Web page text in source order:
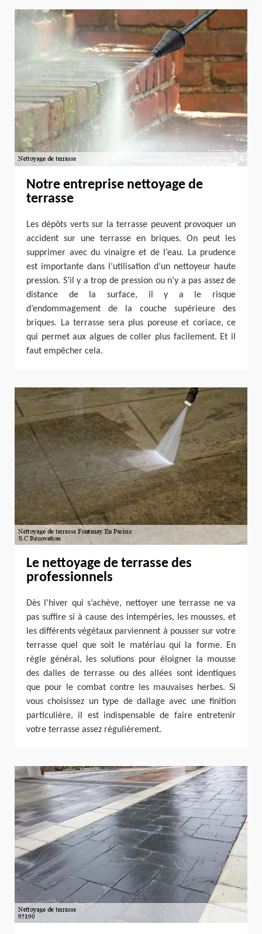
Notre entreprise nettoyage de
terrasse
Les dépôts verts sur la terrasse peuvent provoquer un
accident sur une terrasse en briques. On peut les
supprimer avec du vinaigre et de l’eau. La prudence
est importante dans l’utilisation d’un nettoyeur haute
pression. S’il y a trop de pression ou n’y a pas assez de
distance de la surface, il y a le risque
d’endommagement de la couche supérieure des
briques. La terrasse sera plus poreuse et coriace, ce
qui permet aux algues de coller plus facilement. Et il
faut empêcher cela.
Le nettoyage de terrasse des
professionnels
Dès l'hiver qui s’achève, nettoyer une terrasse ne va
pas suffire si à cause des intempéries, les mousses, et
les différents végétaux parviennent à pousser sur votre
terrasse quel que soit le matériau qui la forme. En
règle général, les solutions pour éloigner la mousse
des dalles de terrasse ou des allées sont identiques
que pour le combat contre les mauvaises herbes. Si
vous choisissez un type de dallage avec une finition
particulière, il est indispensable de faire entretenir
votre terrasse assez régulièrement.